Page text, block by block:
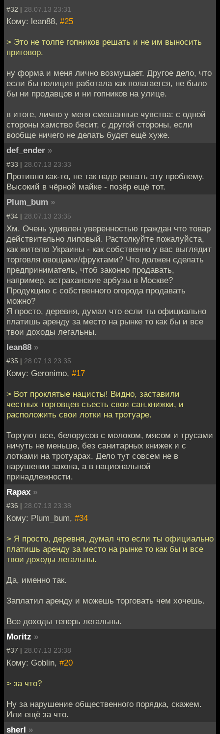
#32 | 28.07.13 23:31
Кому: lean88, #25
> Это не толпе гопников решать и не им выносить
приговор.
ну форма и меня лично возмущает. Другое дело, что
если бы полиция работала как полагается, не было
бы ни продавцов и ни гопников на улице.
в итоге, лично у меня смешанные чувства: с одной
стороны хамство бесит, с другой стороны, если
вообще ничего не делать будет ещё хуже.
def_ender »
#33 | 28.07.13 23:33
Противно как-то, не так надо решать эту проблему.
Высокий в чёрной майке - позёр ещё тот.
Plum_bum »
#34 | 28.07.13 23:35
Хм. Очень удивлен уверенностью граждан что товар
действительно липовый. Растолкуйте пожалуйста,
как жителю Украины - как собственно у вас выглядит
торговля овощами/фруктами? Что должен сделать
предприниматель, чтоб законно продавать,
например, астраханские арбузы в Москве?
Продукцию с собственного огорода продавать
можно?
Я просто, деревня, думал что если ты официально
платишь аренду за место на рынке то как бы и все
твои доходы легальны.
lean88 »
#35 | 28.07.13 23:35
Кому: Geronimo, #17
> Вот проклятые нацисты! Видно, заставили
честных торговцев съесть свои сан.книжки, и
расположить свои лотки на тротуаре.
Торгуют все, белорусов с молоком, мясом и трусами
ничуть не меньше, без санитарных книжек и с
лотками на тротуарах. Дело тут совсем не в
нарушении закона, а в национальной
принадлежности.
Rapax »
#36 | 28.07.13 23:38
Кому: Plum_bum, #34
> Я просто, деревня, думал что если ты официально
платишь аренду за место на рынке то как бы и все
твои доходы легальны.
Да, именно так.
Заплатил аренду и можешь торговать чем хочешь.
Все доходы теперь легальны.
Moritz »
#37 | 28.07.13 23:38
Кому: Goblin, #20
> за что?
Ну за нарушение общественного порядка, скажем.
Или ещё за что.
sherl »